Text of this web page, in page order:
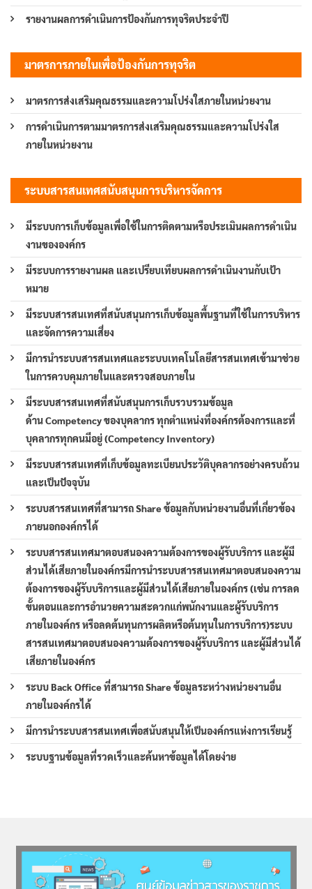
รายงานผลการดำเนินการป้องกันการทุจริตประจำปี
มาตรการภายในเพื่อป้องกันการทุจริต
มาตรการส่งเสริมคุณธรรมและความโปร่งใสภายในหน่วยงาน
การดำเนินการตามมาตรการส่งเสริมคุณธรรมและความโปร่งใส
ภายในหน่วยงาน
ระบบสารสนเทศสนับสนุนการบริหารจัดการ
มีระบบการเก็บข้อมูลเพื่อใช้ในการติดตามหรือประเมินผลการดำเนิน
งานขององค์กร
มีระบบการรายงานผล และเปรียบเทียบผลการดำเนินงานกับเป้า
หมาย
มีระบบสารสนเทศที่สนับสนุนการเก็บข้อมูลพื้นฐานที่ใช้ในการบริหาร
และจัดการความเสี่ยง
มีการนำระบบสารสนเทศและระบบเทคโนโลยีสารสนเทศเข้ามาช่วย
ในการควบคุมภายในและตรวจสอบภายใน
มีระบบสารสนเทศที่สนับสนุนการเก็บรวบรวมข้อมูล
ด้าน Competency ของบุคลากร ทุกตำแหน่งที่องค์กรต้องการและที่
บุคลากรทุกคนมีอยู่ (Competency Inventory)
มีระบบสารสนเทศที่เก็บข้อมูลทะเบียนประวัติบุคลากรอย่างครบถ้วน
และเป็นปัจจุบัน
ระบบสารสนเทศที่สามารถ Share ข้อมูลกับหน่วยงานอื่นที่เกี่ยวข้อง
ภายนอกองค์กรได้
ระบบสารสนเทศมาตอบสนองความต้องการของผู้รับบริการ และผู้มี
ส่วนได้เสียภายในองค์กรมีการนำระบบสารสนเทศมาตอบสนองความ
ต้องการของผู้รับบริการและผู้มีส่วนได้เสียภายในองค์กร (เช่น การลด
ขั้นตอนและการอำนวยความสะดวกแก่พนักงานและผู้รับบริการ
ภายในองค์กร หรือลดต้นทุนการผลิตหรือต้นทุนในการบริการ)ระบบ
สารสนเทศมาตอบสนองความต้องการของผู้รับบริการ และผู้มีส่วนได้
เสียภายในองค์กร
ระบบ Back Office ที่สามารถ Share ข้อมูลระหว่างหน่วยงานอื่น
ภายในองค์กรได้
มีการนำระบบสารสนเทศเพื่อสนับสนุนให้เป็นองค์กรแห่งการเรียนรู้
ระบบฐานข้อมูลที่รวดเร็วและค้นหาข้อมูลได้โดยง่าย